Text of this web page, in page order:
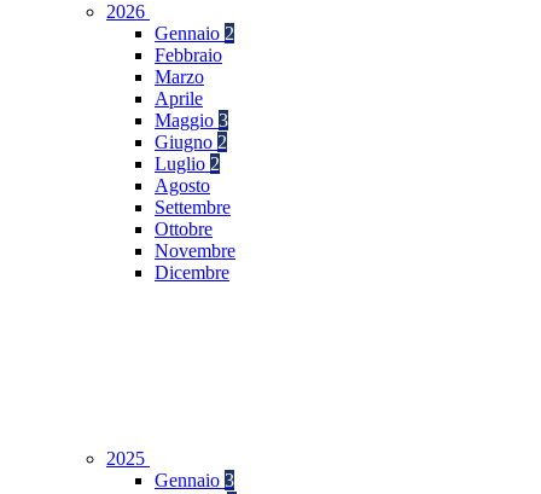
2026
Gennaio 2
Febbraio
Marzo
Aprile
Maggio 3
Giugno 2
Luglio 2
Agosto
Settembre
Ottobre
Novembre
Dicembre
2025
Gennaio 3